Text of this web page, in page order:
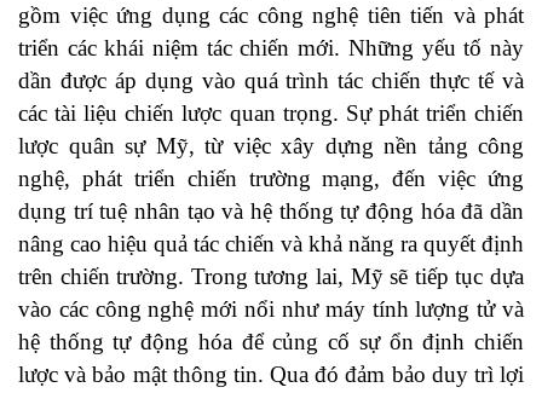
gồm việc ứng dụng các công nghệ tiên tiến và phát
triển các khái niệm tác chiến mới. Những yếu tố này
dần được áp dụng vào quá trình tác chiến thực tế và
các tài liệu chiến lược quan trọng. Sự phát triển chiến
lược quân sự Mỹ, từ việc xây dựng nền tảng công
nghệ, phát triển chiến trường mạng, đến việc ứng
dụng trí tuệ nhân tạo và hệ thống tự động hóa đã dần
nâng cao hiệu quả tác chiến và khả năng ra quyết định
trên chiến trường. Trong tương lai, Mỹ sẽ tiếp tục dựa
vào các công nghệ mới nổi như máy tính lượng tử và
hệ thống tự động hóa để củng cố sự ổn định chiến
lược và bảo mật thông tin. Qua đó đảm bảo duy trì lợi